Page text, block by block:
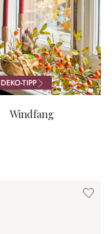
DEKO-TIPP
Windfang